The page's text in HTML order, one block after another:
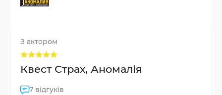
З актором
Квест Страх, Аномалія
7 відгуків